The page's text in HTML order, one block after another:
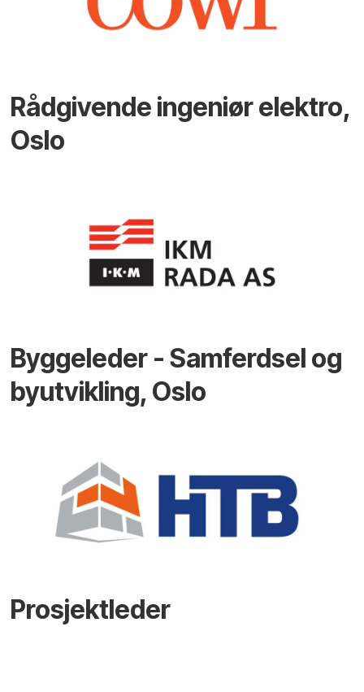
Rådgivende ingeniør elektro,
Oslo
Byggeleder - Samferdsel og
byutvikling, Oslo
Prosjektleder